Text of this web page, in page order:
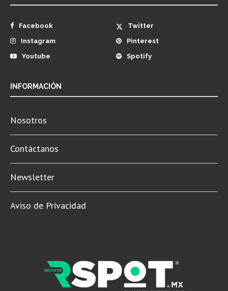
Facebook
Twitter
Instagram
Pinterest
Youtube
Spotify
INFORMACIÓN
Nosotros
Contáctanos
Newsletter
Aviso de Privacidad